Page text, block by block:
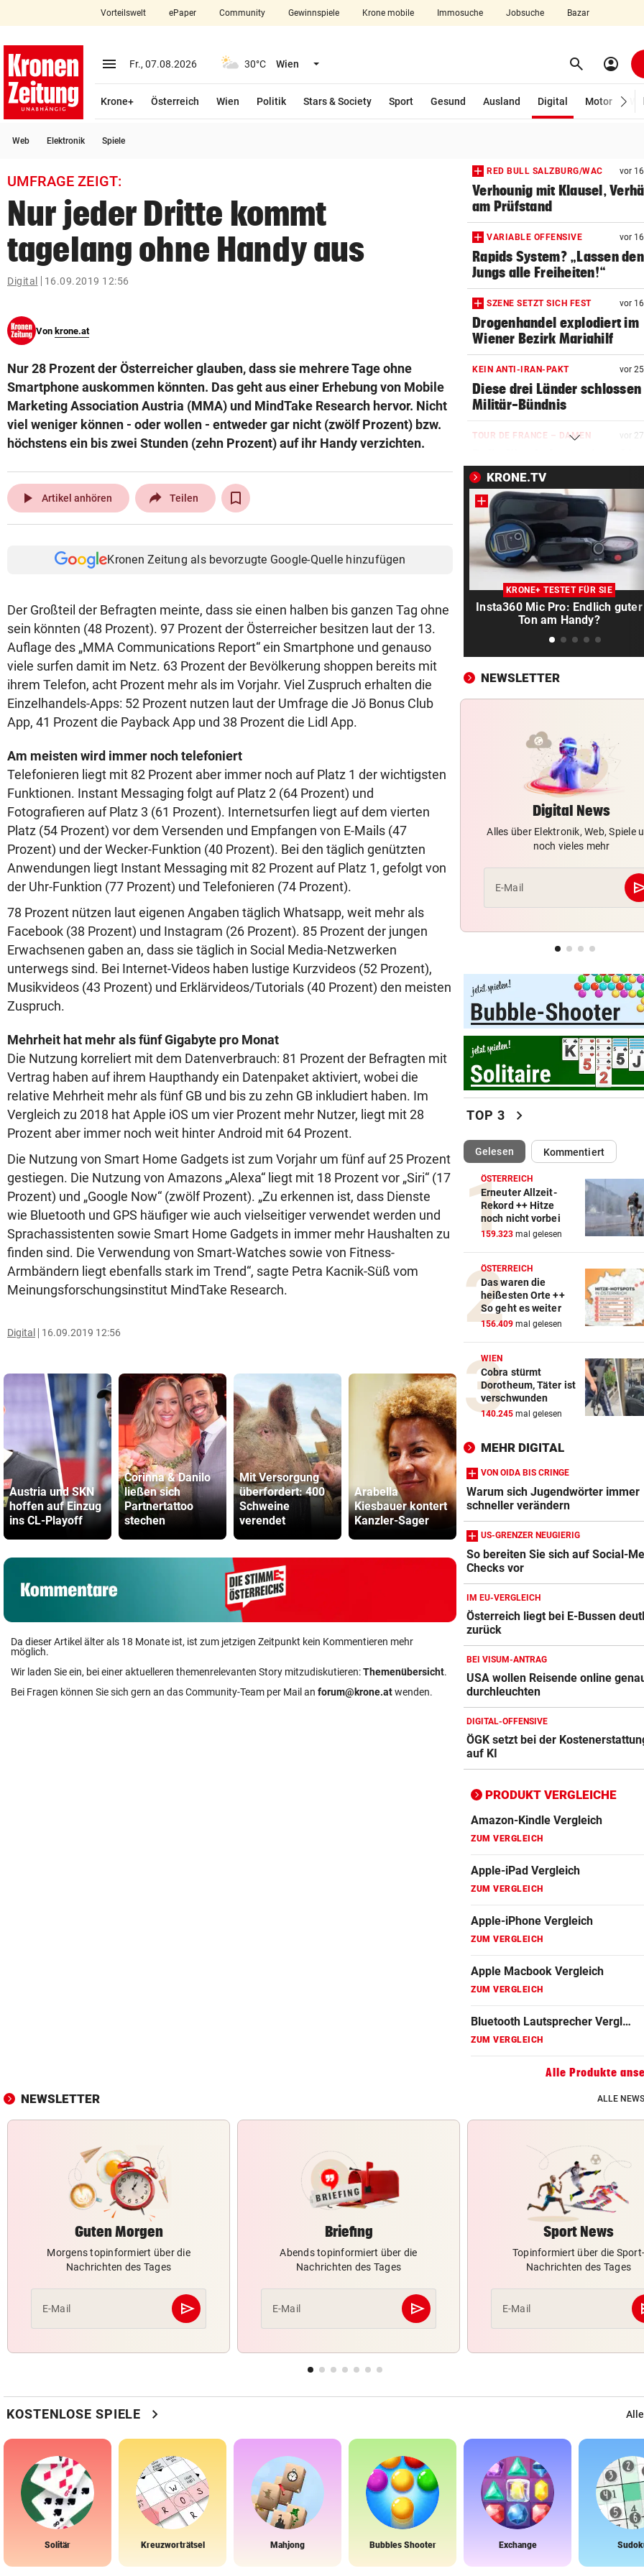
closeSchließen
account_circle Anmelden
arrow_right
bookmark
search
Suchbegriff
eingeben
© Krone Multimedia GmbH & Co KG 2026
Vorteilswelt ePaper Community Gewinnspiele Krone mobile Immosuche Jobsuche Bazar
menu Menü aufklappen
Fr., 07.08.2026 30°C Wien Menü aufklappen search Suchen
account_circle
Krone+ Österreich Wien Politik Stars & Society Sport Gesund Ausland Digital
Motor
Web Elektronik Spiele
UMFRAGE ZEIGT:
Nur jeder Dritte kommt
tagelang ohne Handy aus
Digital 16.09.2019 12:56
Von krone.at
Nur 28 Prozent der Österreicher glauben, dass sie mehrere Tage ohne
Smartphone auskommen könnten. Das geht aus einer Erhebung von Mobile
Marketing Association Austria (MMA) und MindTake Research hervor. Nicht
viel weniger können - oder wollen - entweder gar nicht (zwölf Prozent) bzw.
höchstens ein bis zwei Stunden (zehn Prozent) auf ihr Handy verzichten.
play_arrow Artikel anhören Teilen
Kronen Zeitung als bevorzugte Google-Quelle hinzufügen
Der Großteil der Befragten meinte, dass sie einen halben bis ganzen Tag ohne
sein könnten (48 Prozent). 97 Prozent der Österreicher besitzen laut der 13.
Auflage des „MMA Communications Report“ ein Smartphone und genauso
viele surfen damit im Netz. 63 Prozent der Bevölkerung shoppen bereits mit
ihrem Telefon, acht Prozent mehr als im Vorjahr. Viel Zuspruch erhalten die
Einzelhandels-Apps: 52 Prozent nutzen laut der Umfrage die Jö Bonus Club
App, 41 Prozent die Payback App und 38 Prozent die Lidl App.
Am meisten wird immer noch telefoniert
Telefonieren liegt mit 82 Prozent aber immer noch auf Platz 1 der wichtigsten
Funktionen. Instant Messaging folgt auf Platz 2 (64 Prozent) und
Fotografieren auf Platz 3 (61 Prozent). Internetsurfen liegt auf dem vierten
Platz (54 Prozent) vor dem Versenden und Empfangen von E-Mails (47
Prozent) und der Wecker-Funktion (40 Prozent). Bei den täglich genützten
Anwendungen liegt Instant Messaging mit 82 Prozent auf Platz 1, gefolgt von
der Uhr-Funktion (77 Prozent) und Telefonieren (74 Prozent).
78 Prozent nützen laut eigenen Angaben täglich Whatsapp, weit mehr als
Facebook (38 Prozent) und Instagram (26 Prozent). 85 Prozent der jungen
Erwachsenen gaben an, dass sie täglich in Social Media-Netzwerken
unterwegs sind. Bei Internet-Videos haben lustige Kurzvideos (52 Prozent),
Musikvideos (43 Prozent) und Erklärvideos/Tutorials (40 Prozent) den meisten
Zuspruch.
Mehrheit hat mehr als fünf Gigabyte pro Monat
Die Nutzung korreliert mit dem Datenverbrauch: 81 Prozent der Befragten mit
Vertrag haben auf ihrem Haupthandy ein Datenpaket aktiviert, wobei die
relative Mehrheit mehr als fünf GB und bis zu zehn GB inkludiert haben. Im
Vergleich zu 2018 hat Apple iOS um vier Prozent mehr Nutzer, liegt mit 28
Prozent aber immer noch weit hinter Android mit 64 Prozent.
Die Nutzung von Smart Home Gadgets ist zum Vorjahr um fünf auf 25 Prozent
gestiegen. Die Nutzung von Amazons „Alexa“ liegt mit 18 Prozent vor „Siri“ (17
Prozent) und „Google Now“ (zwölf Prozent). „Zu erkennen ist, dass Dienste
wie Bluetooth und GPS häufiger wie auch vielseitiger verwendet werden und
Sprachassistenten sowie Smart Home Gadgets in immer mehr Haushalten zu
finden sind. Die Verwendung von Smart-Watches sowie von Fitness-
Armbändern liegt ebenfalls stark im Trend“, sagte Petra Kacnik-Süß vom
Meinungsforschungsinstitut MindTake Research.
Digital 16.09.2019 12:56
Austria und SKN
hoffen auf Einzug
ins CL-Playoff
Corinna & Danilo
ließen sich
Partnertattoo
stechen
Mit Versorgung
überfordert: 400
Schweine
verendet
Arabella
Kiesbauer kontert
Kanzler-Sager
Energieimport
treibt Österreichs
Handelsdefizit an
ÖBB-
sterben
Da dieser Artikel älter als 18 Monate ist, ist zum jetzigen Zeitpunkt kein Kommentieren mehr
möglich.
Wir laden Sie ein, bei einer aktuelleren themenrelevanten Story mitzudiskutieren:Themenübersicht.
Bei Fragen können Sie sich gern an das Community-Team per Mail an forum@krone.atwenden.
RED BULL SALZBURG/WAC vor
Verhounig mit Klausel,
am Prüfstand
VARIABLE OFFENSIVE vor
Rapids System? „Lassen den
Jungs alle Freiheiten!“
SZENE SETZT SICH FEST vor
Drogenhandel explodiert im
Wiener Bezirk Mariahilf
KEIN ANTI-IRAN-PAKT vor
Diese drei Länder schlossen
Militär-Bündnis
TOUR DE FRANCE – DAMEN vor
Mont Ventoux
BIS ZU 10.000 EURO vor
Diese Fehler kosten im
Vermögen
VIERER-TURNIER STARTET vor
Austria und SKN hoffen auf
ins CL-Playoff
Vorarlbergs Polizei braucht
Hilfe von außen
WK-LEITER RAUSGEWORFEN vor
Gericht für Staunen
BEQUEM NACH VENEDIG?
ÖBB-Odyssee: „Haben uns
sterben lassen“
VERHEERENDE UNWETTER vor
Der Tag danach: „Es sieht
am Schlachtfeld“
vor
der Landeskassa
Mutiges Hollywood wird zur
violetten Realität
SCHONUNG ANGESAGT vor
Operation bei ÖSV-Skistar
erfolgreich verlaufen!
VOR FOOTBALL-MATCH vor
Wikinger entern Museum:
31 GRAD IN ITALIEN vor
Mittelmeer erreicht immer
neue Höchstwerte
RADSPORT vor
Gall behauptet Burgos-
vor dem Schlusstag!
BEI POLEN-CHALLENGER vor
Nervenstarker Schwärzler
ins Halbfinale ein
ZANK WÄHREND FERIEN vor
Geschwister: Warum jetzt
die Fetzen fliegen
Brooks Nader mega hot beim
KRONE.TV
KRONE+ TESTET FÜR SIE
Insta360 Mic Pro: Endlich guter
Ton am Handy?
NEWSLETTER
Digital News
Alles über Elektronik, Web, Spiele
noch vieles mehr
E-Mail
TOP 3 chevron_right
Gelesen(ausgewählt)Kommentiert
ÖSTERREICH
Erneuter Allzeit-
Rekord ++ Hitze
noch nicht vorbei
159.323 mal gelesen
ÖSTERREICH
Das waren die
heißesten Orte ++
So geht es weiter
156.409 mal gelesen
WIEN
Cobra stürmt
Dorotheum, Täter ist
verschwunden
140.245 mal gelesen
MEHR DIGITAL
VON OIDA BIS CRINGE
Warum sich Jugendwörter immer
schneller verändern
US-GRENZER NEUGIERIG
So bereiten Sie sich auf Social-
Checks vor
IM EU-VERGLEICH
Österreich liegt bei E-Bussen
zurück
BEI VISUM-ANTRAG
USA wollen Reisende online
durchleuchten
DIGITAL-OFFENSIVE
ÖGK setzt bei der
auf KI
PRODUKT VERGLEICHE
Amazon-Kindle Vergleich
ZUM VERGLEICH
Apple-iPad Vergleich
ZUM VERGLEICH
ZUM VERGLEICH
Apple Macbook Vergleich
ZUM VERGLEICH
Bluetooth Lautsprecher Vergleich
ZUM VERGLEICH
DSL Speedtest
ZUM VERGLEICH
Fernseher Vergleich
ZUM VERGLEICH
Fritz Repeater Vergleich
ZUM VERGLEICH
Gaming Laptop Vergleich
ZUM VERGLEICH
Grafikkarten Vergleich
ZUM VERGLEICH
Alle Produkte
NEWSLETTER ALLE
Guten Morgen
Morgens topinformiert über die
Nachrichten des Tages
E-Mail send
Abschicken
Briefing
Abends topinformiert über die
Nachrichten des Tages
E-Mail send
Abschicken
Sport News
Topinformiert über die Sport-
Nachrichten des Tages
E-Mail
KOSTENLOSE SPIELE chevron_right
Solitär Kreuzworträtsel Mahjong Bubbles Shooter Exchange